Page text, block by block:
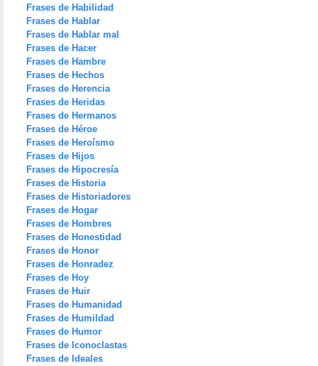
Frases de Habilidad
Frases de Hablar
Frases de Hablar mal
Frases de Hacer
Frases de Hambre
Frases de Hechos
Frases de Herencia
Frases de Heridas
Frases de Hermanos
Frases de Héroe
Frases de Heroísmo
Frases de Hijos
Frases de Hipocresía
Frases de Historia
Frases de Historiadores
Frases de Hogar
Frases de Hombres
Frases de Honestidad
Frases de Honor
Frases de Honradez
Frases de Hoy
Frases de Huir
Frases de Humanidad
Frases de Humildad
Frases de Humor
Frases de Iconoclastas
Frases de Ideales